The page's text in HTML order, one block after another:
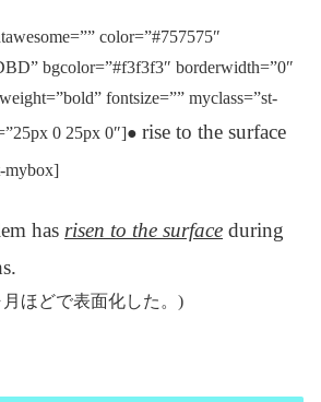
color=”#757575″
bgcolor=”#f3f3f3″ borderwidth=”0″
fontsize=”” myclass=”st-
0 25px 0″]● rise to the surface
mybox]
has risen to the surface during
ほどで表面化した。)